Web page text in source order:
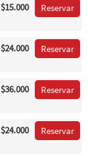
$15.000 Reservar
$24.000 Reservar
$36.000 Reservar
$24.000 Reservar